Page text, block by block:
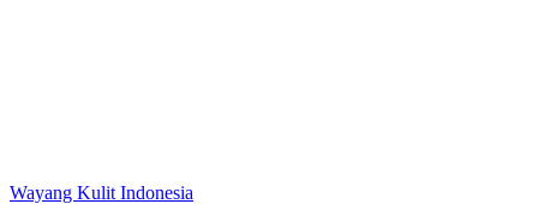
Wayang Kulit Indonesia